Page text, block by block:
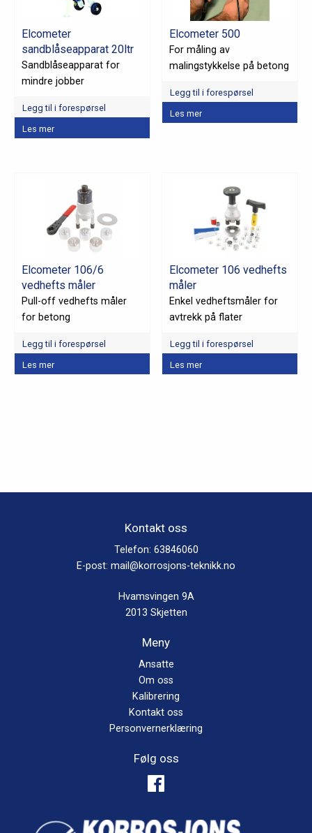
Elcometer
sandblåseapparat 20ltr
Sandblåseapparat for
mindre jobber
Legg til i forespørsel
Les mer
Elcometer 500
For måling av
malingstykkelse på betong
Legg til i forespørsel
Dette
Alternativene
velges
produktsiden
Les mer
Elcometer 106/6
vedhefts måler
Pull-off vedhefts måler
for betong
Legg til i forespørsel
Les mer
Elcometer 106 vedhefts
måler
Enkel vedheftsmåler for
avtrekk på flater
Legg til i forespørsel
Dette
Les mer
Kontakt oss
Telefon: 63846060
E-post: mail@korrosjons-teknikk.no
Hvamsvingen 9A
2013 Skjetten
Meny
Ansatte
Om oss
Kalibrering
Kontakt oss
Personvernerklæring
Følg oss